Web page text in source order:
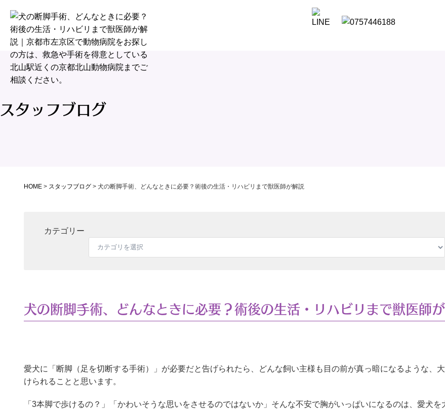
スタッフブログ
HOME > スタッフブログ > 犬の断脚手術、どんなときに必要？術後の生活・リハビリまで獣医師が解説
カテゴリー
犬の断脚手術、どんなときに必要？術後の生活・リハビリまで獣医師
愛犬に「断脚（足を切断する手術）」が必要だと告げられたら、どんな飼い主様も目の前が真っ暗になるような、
けられることと思います。
「3本脚で歩けるの？」「かわいそうな思いをさせるのではないか」そんな不安で胸がいっぱいになるのは、愛犬を